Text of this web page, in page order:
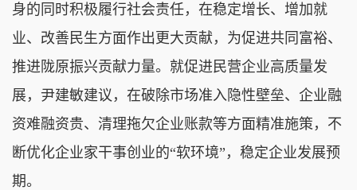
身的同时积极履行社会责任，在稳定增长、增加就
业、改善民生方面作出更大贡献，为促进共同富裕、
推进陇原振兴贡献力量。就促进民营企业高质量发
展，尹建敏建议，在破除市场准入隐性壁垒、企业融
资难融资贵、清理拖欠企业账款等方面精准施策，不
断优化企业家干事创业的“软环境”，稳定企业发展预
期。